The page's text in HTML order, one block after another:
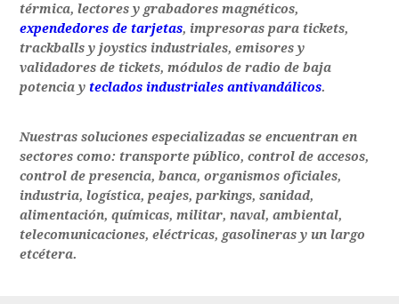
térmica, lectores y grabadores magnéticos,
expendedores de tarjetas, impresoras para tickets,
trackballs y joystics industriales, emisores y
validadores de tickets, módulos de radio de baja
potencia y teclados industriales antivandálicos.
Nuestras soluciones especializadas se encuentran en
sectores como: transporte público, control de accesos,
control de presencia, banca, organismos oficiales,
industria, logística, peajes, parkings, sanidad,
alimentación, químicas, militar, naval, ambiental,
telecomunicaciones, eléctricas, gasolineras y un largo
etcétera.